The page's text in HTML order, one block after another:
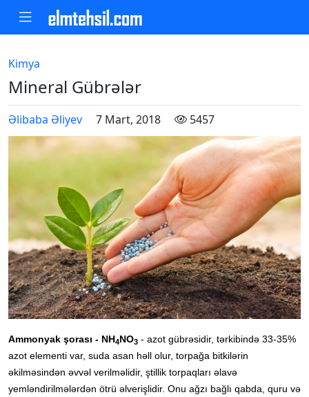
Kimya
Mineral Gübrələr
Əlibaba Əliyev 7 Mart, 2018 5457
Ammonyak şorası - NH4NO3 - azot gübrəsidir, tərkibində 33-35%
azot elementi var, suda asan həll olur, torpağa bitkilərin
əkilməsindən əvvəl verilməlidir, ştillik torpaqları əlavə
yemləndirilmələrdən ötrü əlverişlidir. Onu ağzı bağlı qabda, quru və